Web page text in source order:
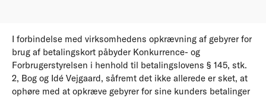
I forbindelse med virksomhedens opkrævning af gebyrer for
brug af betalingskort påbyder Konkurrence- og
Forbrugerstyrelsen i henhold til betalingslovens § 145, stk.
2, Bog og Idé Vejgaard, såfremt det ikke allerede er sket, at
ophøre med at opkræve gebyrer for sine kunders betalinger